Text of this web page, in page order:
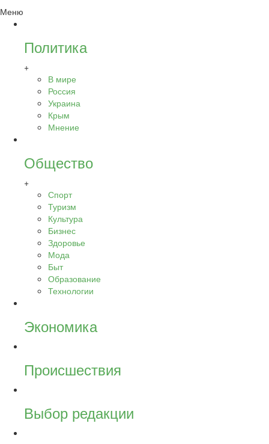
Меню
Политика
+
В мире
Россия
Украина
Крым
Мнение
Общество
+
Спорт
Туризм
Культура
Бизнес
Здоровье
Мода
Быт
Образование
Технологии
Экономика
Происшествия
Выбор редакции